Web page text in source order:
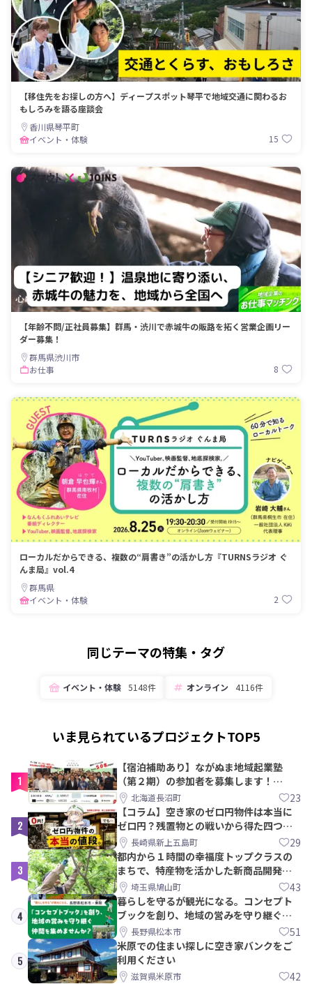
【移住先をお探しの方へ】ディープスポット琴平で地域交通に関わるお
もしろみを語る座談会
香川県琴平町
イベント・体験
15
【年齢不問/正社員募集】群馬・渋川で赤城牛の販路を拓く営業企画リー
ダー募集！
群馬県渋川市
お仕事
8
ローカルだからできる、複数の“肩書き”の活かし方『TURNSラジオ ぐ
んま局』vol.4
群馬県
イベント・体験
2
同じテーマの特集・タグ
イベント・体験 5148件 オンライン 4116件
いま見られているプロジェクトTOP5
1
【宿泊補助あり】ながぬま地域起業塾
（第２期）の参加者を募集します！
【8/21〆】
北海道長沼町 23
2
【コラム】空き家のゼロ円物件は本当に
ゼロ円？残置物との戦いから得た四つの
教訓｜新上五島町
長崎県新上五島町 29
3
都内から１時間の幸福度トップクラスの
まちで、特産物を活かした新商品開発＆
PRメンバー募集！
埼玉県鳩山町 43
4
暮らしを守るが観光になる。コンセプト
ブックを創り、地域の営みを守り継ぐ仲
間を集めませんか？
長野県松本市 51
5
米原での住まい探しに空き家バンクをご
利用ください
滋賀県米原市 42